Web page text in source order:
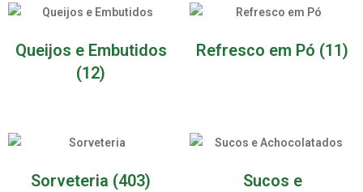
Queijos e Embutidos
(12)
Refresco em Pó (11)
Sorveteria (403)
Sucos e